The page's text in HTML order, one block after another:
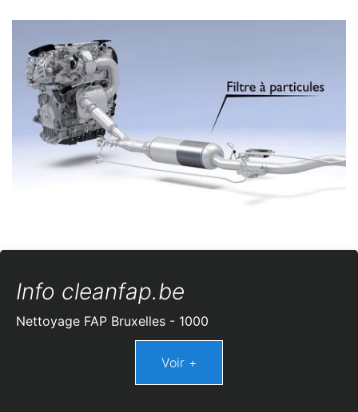
Info cleanfap.be
Nettoyage FAP Bruxelles - 1000